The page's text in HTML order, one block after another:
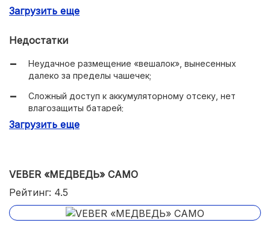
часов от двух батареек стандарта ААА;
Загрузить еще
Недостатки
Неудачное размещение «вешалок», вынесенных
далеко за пределы чашечек;
Сложный доступ к аккумуляторному отсеку, нет
влагозащиты батарей;
Небольшая задержка при блокировании первого
Загрузить еще
VEBER «МЕДВЕДЬ» CAMO
Рейтинг: 4.5